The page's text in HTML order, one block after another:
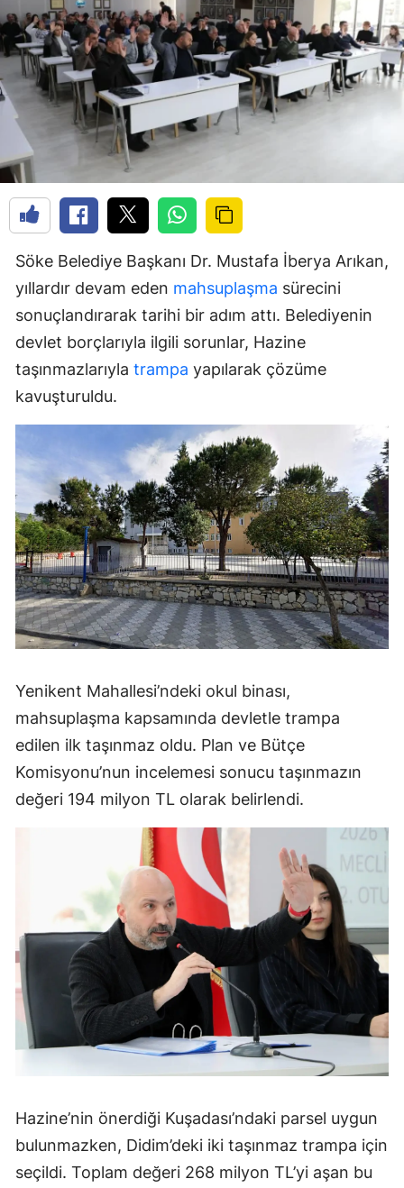
Söke Belediye Başkanı Dr. Mustafa İberya Arıkan,
yıllardır devam eden mahsuplaşma sürecini
sonuçlandırarak tarihi bir adım attı. Belediyenin
devlet borçlarıyla ilgili sorunlar, Hazine
taşınmazlarıyla trampa yapılarak çözüme
kavuşturuldu.
Yenikent Mahallesi’ndeki okul binası,
mahsuplaşma kapsamında devletle trampa
edilen ilk taşınmaz oldu. Plan ve Bütçe
Komisyonu’nun incelemesi sonucu taşınmazın
değeri 194 milyon TL olarak belirlendi.
Hazine’nin önerdiği Kuşadası’ndaki parsel uygun
bulunmazken, Didim’deki iki taşınmaz trampa için
seçildi. Toplam değeri 268 milyon TL’yi aşan bu